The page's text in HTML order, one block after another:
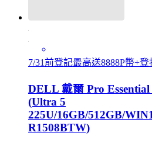
7/31前登記最高送8888P幣+登
DELL 戴爾 Pro
(Ultra 5
225U/16GB/512GB/
R1508BTW)